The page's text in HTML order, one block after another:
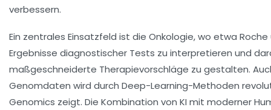
verbessern.
Ein zentrales Einsatzfeld ist die Onkologie, wo etwa
Ergebnisse diagnostischer Tests zu interpretieren und
maßgeschneiderte Therapievorschläge zu gestalten.
Genomdaten wird durch Deep-Learning-Methoden
Genomics zeigt. Die Kombination von KI mit moderner